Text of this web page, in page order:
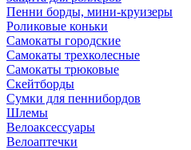
Пенни борды, мини-круизеры
Роликовые коньки
Самокаты городские
Самокаты трехколесные
Самокаты трюковые
Скейтборды
Сумки для пеннибордов
Шлемы
Велоаксессуары
Велоаптечки